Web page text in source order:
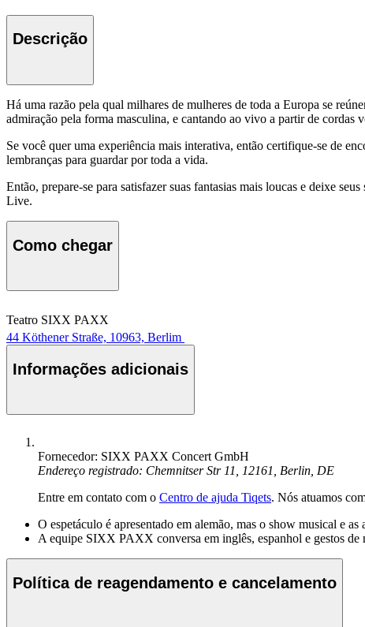
Descrição
Há uma razão pela qual milhares de mulheres de toda a Europa se
admiração pela forma masculina, e cantando ao vivo a partir de cordas
Se você quer uma experiência mais interativa, então certifique-se de
lembranças para guardar por toda a vida.
Então, prepare-se para satisfazer suas fantasias mais loucas e deixe
Live.
Como chegar
Teatro SIXX PAXX
44 Köthener Straße, 10963, Berlim
Informações adicionais
Fornecedor: SIXX PAXX Concert GmbH
Endereço registrado: Chemnitser Str 11, 12161, Berlin, DE
Entre em contato com o Centro de ajuda Tiqets. Nós atuamos
O espetáculo é apresentado em alemão, mas o show musical e
A equipe SIXX PAXX conversa em inglês, espanhol e gestos de
Política de reagendamento e cancelamento